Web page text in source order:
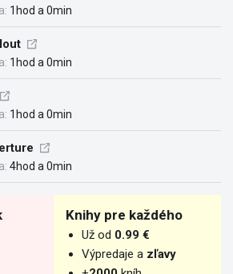
1hod a 0min
1hod a 0min
1hod a 0min
4hod a 0min
Knihy pre každého
Už od 0.99 €
Výpredaje a zľavy